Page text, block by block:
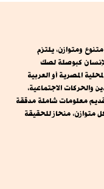
ومتوازن، يلتزم
كبوصلة لصك
المصرية أو العربية
والحركات الاجتماعية،
معلومات شاملة مدققة
متوازن، منحاز للحقيقة